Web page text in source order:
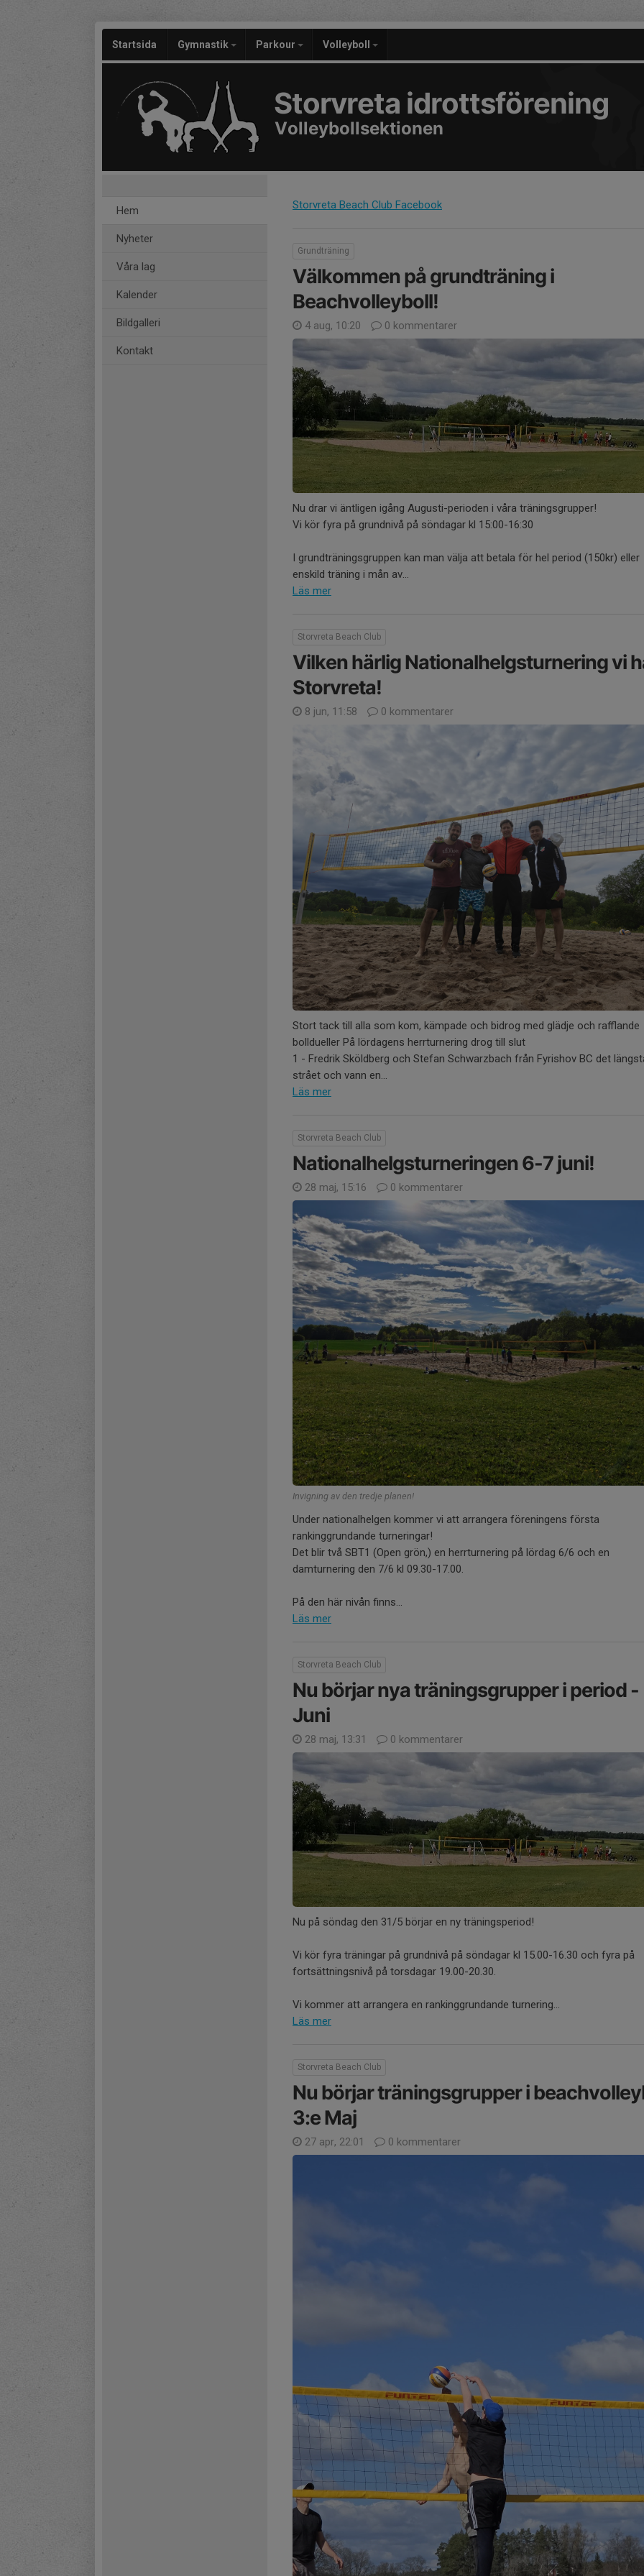
Startsida Gymnastik Parkour Volleyboll
Storvreta idrottsförening
Volleybollsektionen
Hem
Nyheter
Våra lag
Kalender
Bildgalleri
Kontakt
Storvreta Beach Club Facebook
Grundträning
Välkommen på grundträning i
Beachvolleyboll!
4 aug, 10:20 0 kommentarer
Nu drar vi äntligen igång Augusti-perioden i våra träningsgrupper!
Vi kör fyra på grundnivå på söndagar kl 15:00-16:30
I grundträningsgruppen kan man välja att betala för hel period (150kr) eller
enskild träning i mån av...
Läs mer
Storvreta Beach Club
Vilken härlig Nationalhelgsturnering vi
Storvreta!
8 jun, 11:58 0 kommentarer
Stort tack till alla som kom, kämpade och bidrog med glädje och rafflande
bolldueller På lördagens herrturnering drog till slut
1 - Fredrik Sköldberg och Stefan Schwarzbach från Fyrishov BC det
strået och vann en...
Läs mer
Storvreta Beach Club
Nationalhelgsturneringen 6-7 juni!
28 maj, 15:16 0 kommentarer
Invigning av den tredje planen!
Under nationalhelgen kommer vi att arrangera föreningens första
rankinggrundande turneringar!
Det blir två SBT1 (Open grön,) en herrturnering på lördag 6/6 och en
damturnering den 7/6 kl 09.30-17.00.
På den här nivån finns...
Läs mer
Storvreta Beach Club
Nu börjar nya träningsgrupper i period -
Juni
28 maj, 13:31 0 kommentarer
Nu på söndag den 31/5 börjar en ny träningsperiod!
Vi kör fyra träningar på grundnivå på söndagar kl 15.00-16.30 och fyra på
fortsättningsnivå på torsdagar 19.00-20.30.
Vi kommer att arrangera en rankinggrundande turnering...
Läs mer
Storvreta Beach Club
Nu börjar träningsgrupper i
3:e Maj
27 apr, 22:01 0 kommentarer